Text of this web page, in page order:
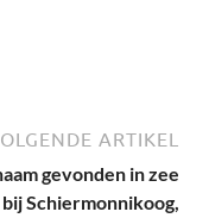
ARTIKEL
gevonden in zee
bij Schiermonnikoog,